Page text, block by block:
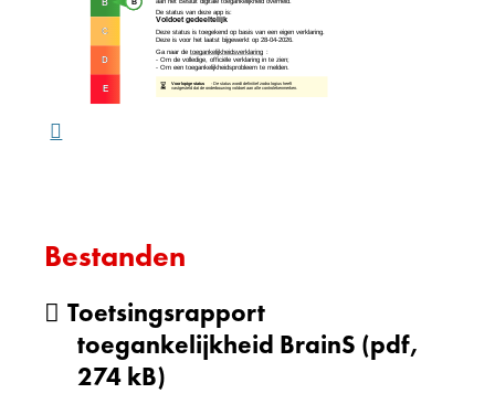
Bestanden
Toetsingsrapport
toegankelijkheid BrainS (pdf,
274 kB)